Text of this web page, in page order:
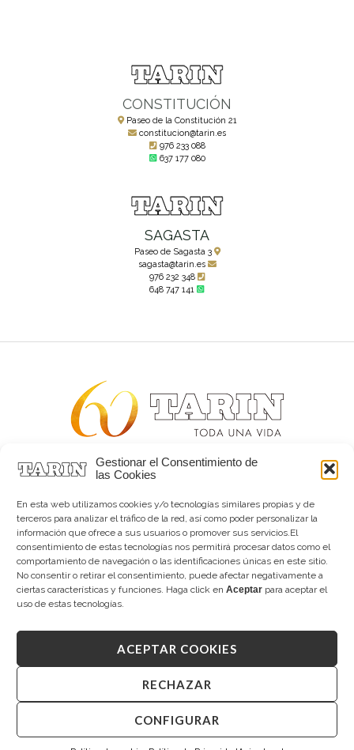
Gestionar el Consentimiento de
las Cookies
En esta web utilizamos cookies y/o tecnologías similares propias y de
terceros para analizar el tráfico de la red, así como poder personalizar la
información que ofrece a sus usuarios o promover sus servicios.El
consentimiento de estas tecnologías nos permitirá procesar datos como el
comportamiento de navegación o las identificaciones únicas en este sitio.
No consentir o retirar el consentimiento, puede afectar negativamente a
ciertas características y funciones. Haga click en Aceptar para aceptar el
uso de estas tecnologías.
ACEPTAR COOKIES
RECHAZAR
CONFIGURAR
CONSTITUCIÓN
Paseo de la Constitución 21
constitucion@tarin.es
976 233 088
637 177 080
SAGASTA
Paseo de Sagasta 3
sagasta@tarin.es
976 232 348
648 747 141
Alta joyería desde 1963
Tarín Magazine
Contacto
Copyright © 2026 Tarín Joyeros
Aviso legal|Política de uso|Política de privacidad
Canal interno de información
Desarrollado porMandalorian Solutions